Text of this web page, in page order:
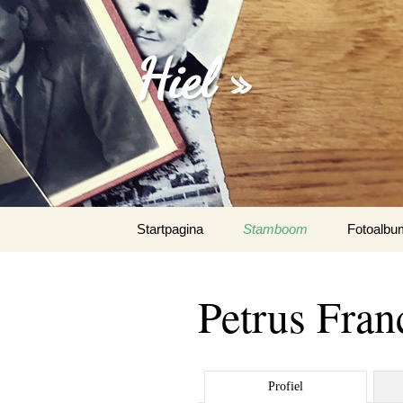
Hiel »
naar
Startpagina Stamboom
Petrus
Profiel